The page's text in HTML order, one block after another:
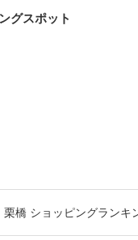
グスポット
栗橋 ショッピングランキ